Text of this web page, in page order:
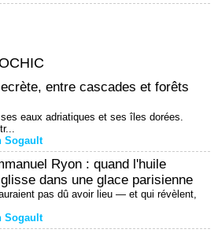
entre cascades et forêts
eaux adriatiques et ses îles dorées.
Sogault
Ryon : quand l'huile
dans une glace parisienne
pas dû avoir lieu — et qui révèlent,
Sogault